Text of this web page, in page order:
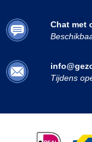
Chat met
Tijdens